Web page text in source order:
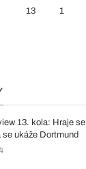
13 1
13. kola: Hraje se
se ukáže Dortmund